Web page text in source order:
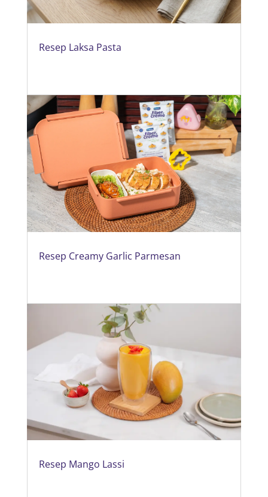
Resep Laksa Pasta
Resep Creamy Garlic Parmesan
Resep Mango Lassi